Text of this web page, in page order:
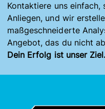
Kontaktiere uns einfach,
Anliegen, und wir
maßgeschneiderte
Angebot, das du nicht
Dein Erfolg ist unser Ziel.